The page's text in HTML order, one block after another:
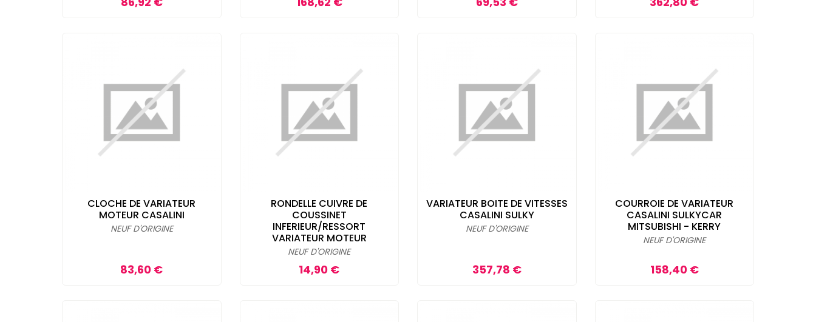
CLOCHE DE VARIATEUR
MOTEUR CASALINI
NEUF D'ORIGINE
Prix
83,60 €
RONDELLE CUIVRE DE
COUSSINET
INFERIEUR/RESSORT
VARIATEUR MOTEUR
NEUF D'ORIGINE
Prix
14,90 €
VARIATEUR BOITE DE VITESSES
CASALINI SULKY
NEUF D'ORIGINE
Prix
357,78 €
COURROIE DE VARIATEUR
CASALINI SULKYCAR
MITSUBISHI - KERRY
NEUF D'ORIGINE
Prix
158,40 €